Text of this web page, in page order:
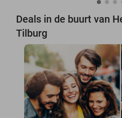
Deals in de buurt van
Tilburg